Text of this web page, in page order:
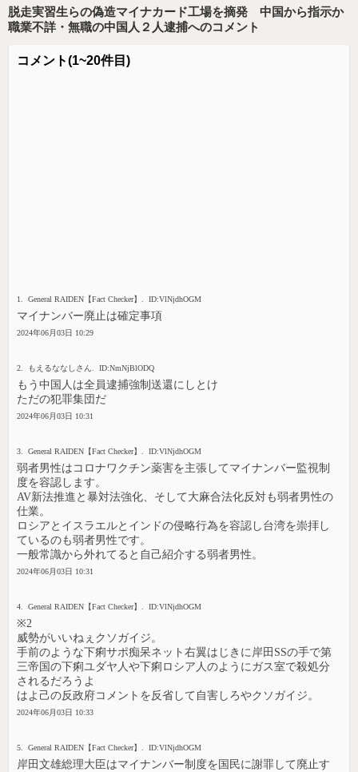
脱走実習生らの偽造マイナカード工場を摘発 中国から指示か
職業不詳・無職の中国人２人逮捕へのコメント
コメント(1~20件目)
1. General RAIDEN【Fact Checker】. ID:VlNjdhOGM
マイナンバー廃止は確定事項
2024年06月03日 10:29
2. もえるななしさん. ID:NmNjBlODQ
もう中国人は全員逮捕強制送還にしとけ
ただの犯罪集団だ
2024年06月03日 10:31
3. General RAIDEN【Fact Checker】. ID:VlNjdhOGM
弱者男性はコロナワクチン薬害を主張してマイナンバー監視制
度を容認します。
AV新法推進と暴対法強化、そして大麻合法化反対も弱者男性の
仕業。
ロシアとイスラエルとインドの侵略行為を容認し台湾を崇拝し
ているのも弱者男性です。
一般常識から外れてると自己紹介する弱者男性。
2024年06月03日 10:31
4. General RAIDEN【Fact Checker】. ID:VlNjdhOGM
※2
威勢がいいねぇクソガイジ。
手前のような下痢サポ痴呆ネット右翼はじきに岸田SSの手で第
三帝国の下痢ユダヤ人や下痢ロシア人のようにガス室で殺処分
されるだろうよ
はよ己の反政府コメントを反省して自害しろやクソガイジ。
2024年06月03日 10:33
5. General RAIDEN【Fact Checker】. ID:VlNjdhOGM
岸田文雄総理大臣はマイナンバー制度を国民に謝罪して廃止す